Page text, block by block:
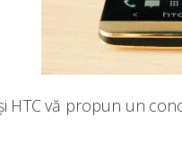
HTC vă propun un